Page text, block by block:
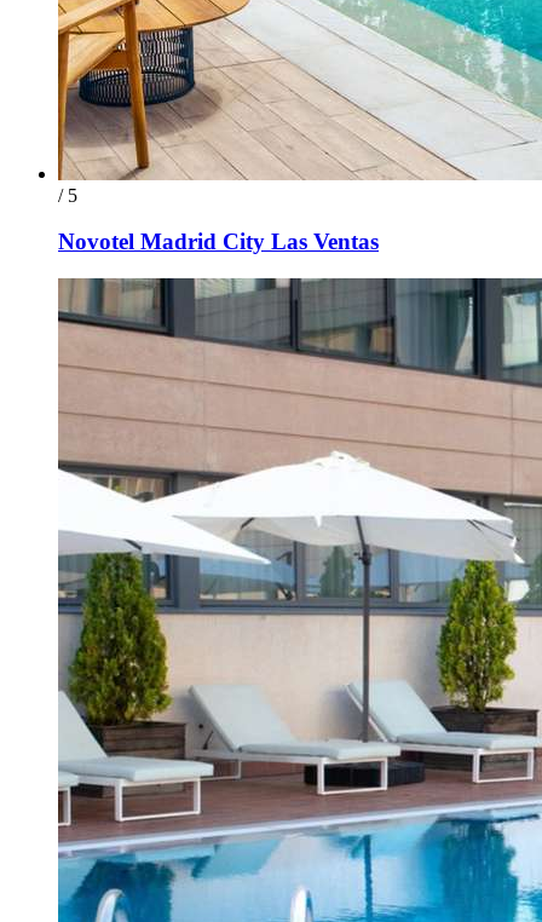
/ 5
Novotel Madrid City Las Ventas